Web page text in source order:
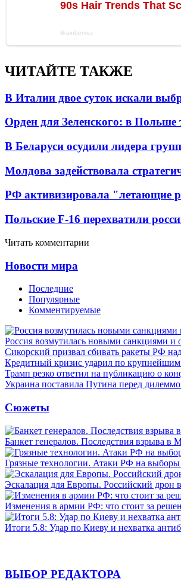
ЧИТАЙТЕ ТАКЖЕ
В Италии двое суток искали
Орден для Зеленского: в Польше
В Беларуси осудили лидера
Молдова задействовала
РФ активизировала "летающие
Польские F-16 перехватили
Читать комментарии
Новости мира
Последние
Популярные
Комментируемые
Россия возмутилась новыми санкциями
Сикорский призвал сбивать ракеты РФ
Кредитный кризис ударил по
Трамп резко ответил на публикацию о
Украина поставила Путина перед
Сюжеты
Банкет генералов. Последствия взрыва в
Грязные технологии. Атаки РФ на
Эскалация для Европы. Российский дрон
Изменения в армии РФ: что стоит за
Итоги 5.8: Удар по Киеву и нехватка
ВЫБОР РЕДАКТОРА